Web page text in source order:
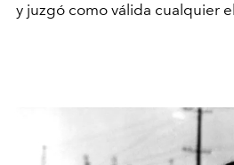
y juzgó como válida cualquier